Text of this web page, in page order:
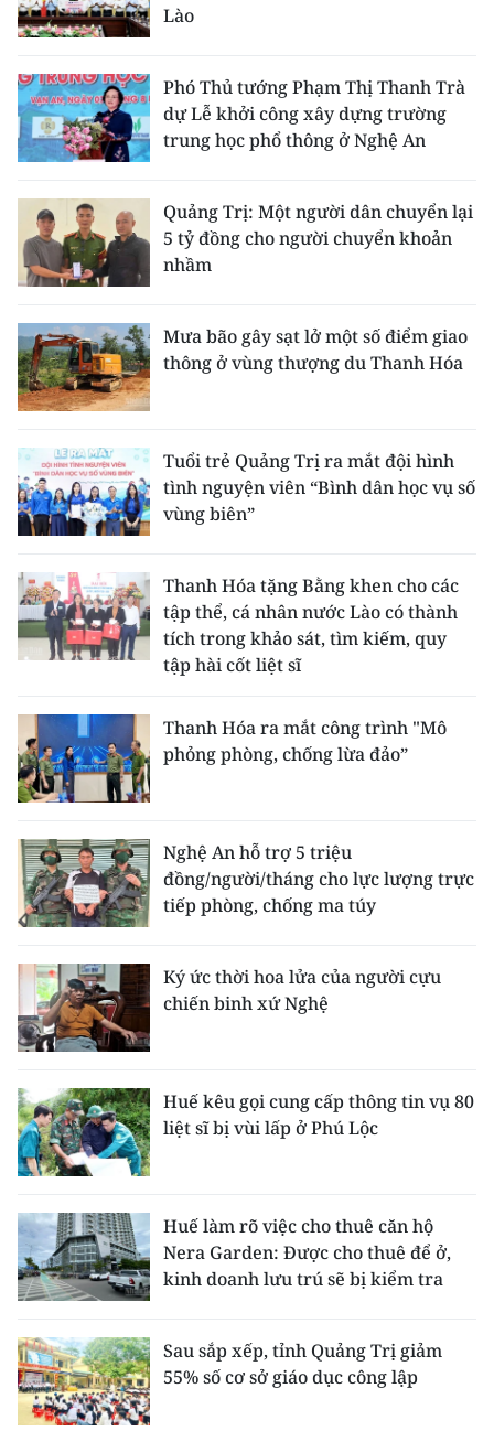
Lào
Phó Thủ tướng Phạm Thị Thanh Trà
dự Lễ khởi công xây dựng trường
trung học phổ thông ở Nghệ An
Quảng Trị: Một người dân chuyển lại
5 tỷ đồng cho người chuyển khoản
nhầm
Mưa bão gây sạt lở một số điểm giao
thông ở vùng thượng du Thanh Hóa
Tuổi trẻ Quảng Trị ra mắt đội hình
tình nguyện viên “Bình dân học vụ số
vùng biên”
Thanh Hóa tặng Bằng khen cho các
tập thể, cá nhân nước Lào có thành
tích trong khảo sát, tìm kiếm, quy
tập hài cốt liệt sĩ
Thanh Hóa ra mắt công trình "Mô
phỏng phòng, chống lừa đảo”
Nghệ An hỗ trợ 5 triệu
đồng/người/tháng cho lực lượng trực
tiếp phòng, chống ma túy
Ký ức thời hoa lửa của người cựu
chiến binh xứ Nghệ
Huế kêu gọi cung cấp thông tin vụ 80
liệt sĩ bị vùi lấp ở Phú Lộc
Huế làm rõ việc cho thuê căn hộ
Nera Garden: Được cho thuê để ở,
kinh doanh lưu trú sẽ bị kiểm tra
Sau sắp xếp, tỉnh Quảng Trị giảm
55% số cơ sở giáo dục công lập